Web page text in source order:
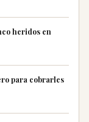
heridos en
para cobrarles